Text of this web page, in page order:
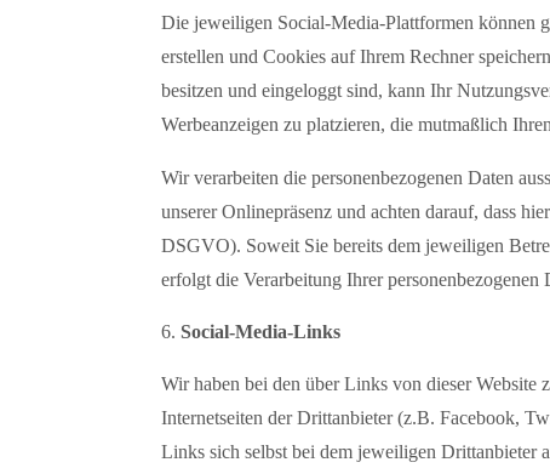
Die jeweiligen Social-Media-Plattformen können
erstellen und Cookies auf Ihrem Rechner
besitzen und eingeloggt sind, kann Ihr
Werbeanzeigen zu platzieren, die mutmaßlich
Wir verarbeiten die personenbezogenen Daten
unserer Onlinepräsenz und achten darauf, dass
DSGVO). Soweit Sie bereits dem jeweiligen
erfolgt die Verarbeitung Ihrer
Social-Media-Links
Wir haben bei den über Links von dieser
Internetseiten der Drittanbieter (z.B. Facebook,
Links sich selbst bei dem jeweiligen Drittanbieter